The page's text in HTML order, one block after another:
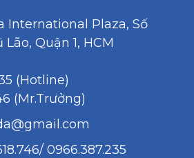
International Plaza, Số
Quận 1, HCM
(Hotline)
(Mr.Trưởng)
0966.387.235